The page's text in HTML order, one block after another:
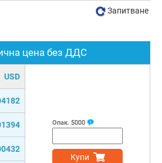
цена без ДДС
USD
Опак. 5000
Купи
Запитване